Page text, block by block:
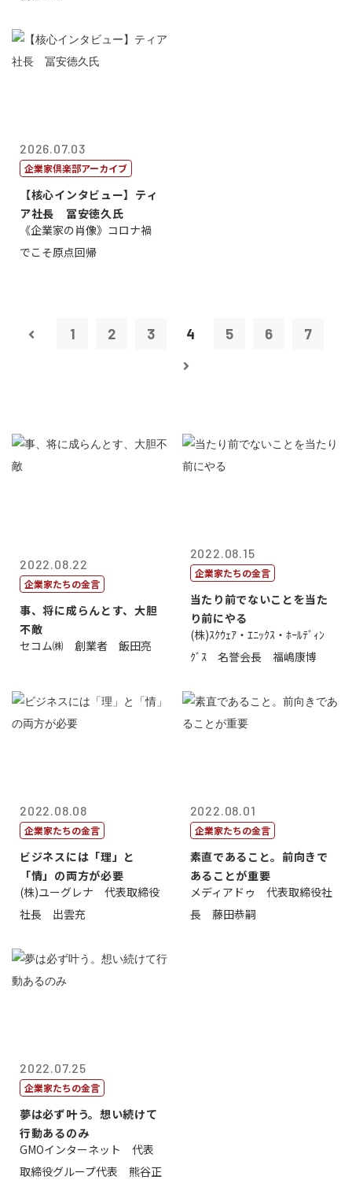
2026.07.03
企業家倶楽部アーカイブ
【核心インタビュー】ティ
ア社長 冨安徳久氏
《企業家の肖像》コロナ禍
でこそ原点回帰
1 2 3 4 5 6 7
2022.08.22
企業家たちの金言
事、将に成らんとす、大胆
不敵
セコム㈱ 創業者 飯田亮
2022.08.15
企業家たちの金言
当たり前でないことを当た
り前にやる
(株)ｽｸｳｪｱ・ｴﾆｯｸｽ・ﾎｰﾙﾃﾞｨﾝ
ｸﾞｽ 名誉会長 福嶋康博
2022.08.08
企業家たちの金言
ビジネスには「理」と
「情」の両方が必要
(株)ユーグレナ 代表取締役
社長 出雲充
2022.08.01
企業家たちの金言
素直であること。前向きで
あることが重要
メディアドゥ 代表取締役社
長 藤田恭嗣
2022.07.25
企業家たちの金言
夢は必ず叶う。想い続けて
行動あるのみ
GMOインターネット 代表
取締役グループ代表 熊谷正